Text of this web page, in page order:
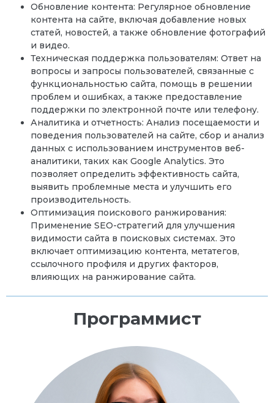
Обновление контента: Регулярное обновление
контента на сайте, включая добавление новых
статей, новостей, а также обновление фотографий
и видео.
Техническая поддержка пользователям: Ответ на
вопросы и запросы пользователей, связанные с
функциональностью сайта, помощь в решении
проблем и ошибках, а также предоставление
поддержки по электронной почте или телефону.
Аналитика и отчетность: Анализ посещаемости и
поведения пользователей на сайте, сбор и анализ
данных с использованием инструментов веб-
аналитики, таких как Google Analytics. Это
позволяет определить эффективность сайта,
выявить проблемные места и улучшить его
производительность.
Оптимизация поискового ранжирования:
Применение SEO-стратегий для улучшения
видимости сайта в поисковых системах. Это
включает оптимизацию контента, метатегов,
ссылочного профиля и других факторов,
влияющих на ранжирование сайта.
Программист